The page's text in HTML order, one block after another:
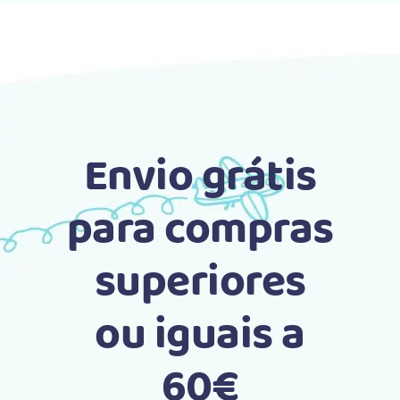
Envio grátis
para compras
superiores
ou iguais a